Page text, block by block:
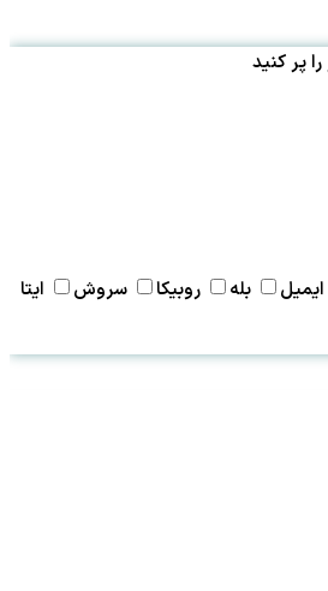
پر کنید
ایمیل بله روبیکا سروش ایتا